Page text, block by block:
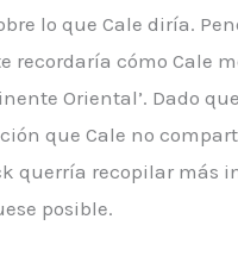
lo que Cale diría.
recordaría cómo Cale
Oriental’. Dado
que Cale no
querría recopilar más
posible.